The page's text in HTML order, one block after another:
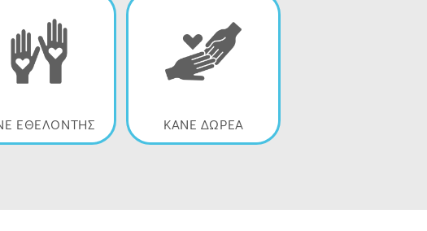
ΕΘΕΛΟΝΤΗΣ ΚΑΝΕ ΔΩΡΕΑ